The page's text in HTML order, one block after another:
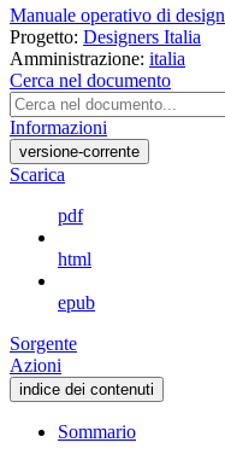
Manuale operativo di design
Progetto: Designers Italia
Amministrazione: italia
Cerca nel documento
Informazioni
versione-corrente
Scarica
pdf
html
epub
Sorgente
Azioni
indice dei contenuti
Sommario